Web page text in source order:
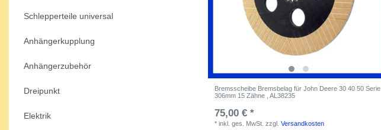
Schlepperteile universal
Anhängerkupplung
Anhängerzubehör
Dreipunkt
Elektrik
Bremsscheibe Bremsbelag für John Deere 30 40 50 Serie
306mm 15 Zähne , AL38235
75,00 € *
*inkl. ges. MwSt. zzgl.Versandkosten